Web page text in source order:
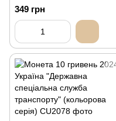
України з надзвичайних
ситуацій" (кольорова серія)
349 грн